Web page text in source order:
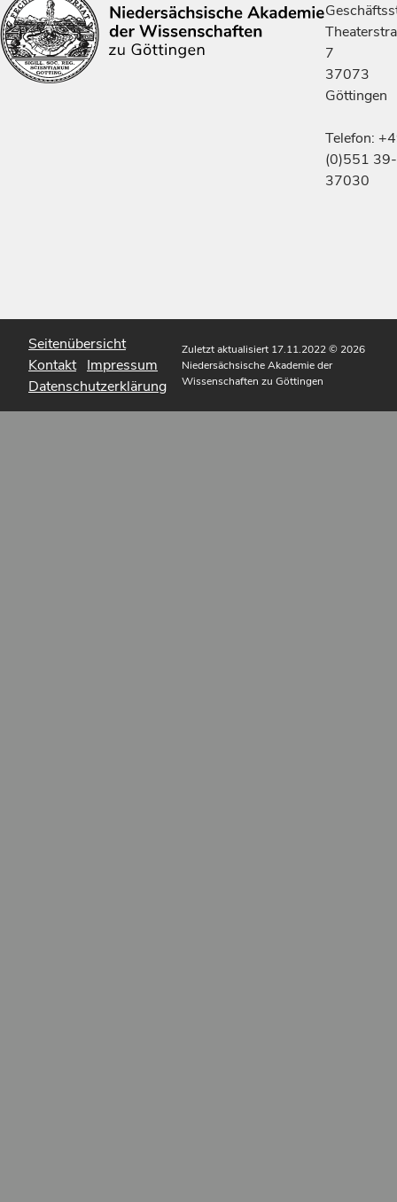
7
37073
Göttingen
Telefon:
(0)551 39-
37030
Seitenübersicht
Kontakt Impressum
Datenschutzerklärung
Zuletzt aktualisiert 17.11.2022© 2026
Niedersächsische Akademie der
Wissenschaften zu Göttingen